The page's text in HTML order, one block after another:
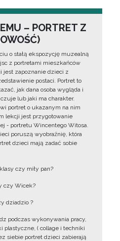
– PORTRET Z
o stałą ekspozycję muzealną
z portretami mieszkańców
jest zapoznanie dzieci z
postaci. Portret to
jak dana osoba wygląda i
lub jaki ma charakter.
portret o ukazanym na nim
lekcji jest przygotowanie
- portretu Wincentego Witosa.
poruszą wyobraźnię, która
dzieci mają zadać sobie
czy miły pan?
czy Wicek?
dziadzio ?
podczas wykonywania pracy,
plastyczne, ( collage i techniki
siebie portret dzieci zabierają